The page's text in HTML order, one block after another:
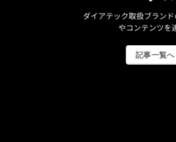
ダイアテック取扱ブラン
やコンテンツを
記事一覧へ